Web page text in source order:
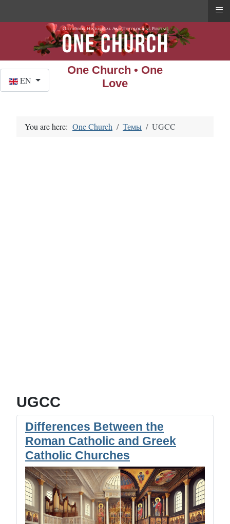
One Church • One
Love
EN
You are here: One Church Темы UGCC
UGCC
Differences Between the
Roman Catholic and Greek
Catholic Churches
≡